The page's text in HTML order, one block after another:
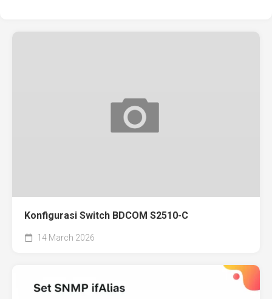
Konfigurasi Switch BDCOM S2510-C
14 March 2026